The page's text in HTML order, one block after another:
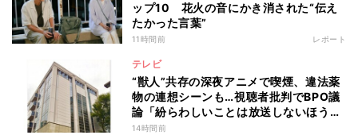
ップ10 花火の音にかき消された“伝え
たかった言葉”
11時間前 レポート
テレビ
“獣人”共存の深夜アニメで喫煙、違法薬
物の連想シーンも…視聴者批判でBPO議
論「紛らわしいことは放送しないほう
が」
14時間前